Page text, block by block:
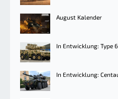
August Kalender
In Entwicklung: Type
In Entwicklung: